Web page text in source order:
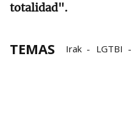
totalidad".
TEMAS Irak LGTBI